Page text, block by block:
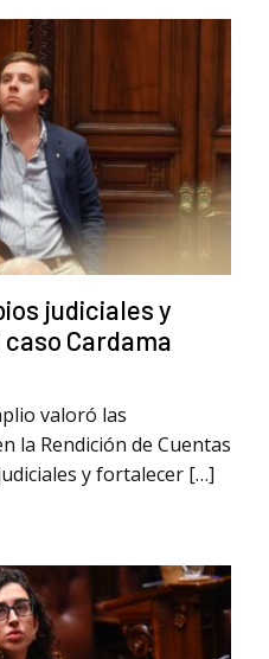
judiciales y
Cardama
valoró las
la Rendición de Cuentas
y fortalecer […]